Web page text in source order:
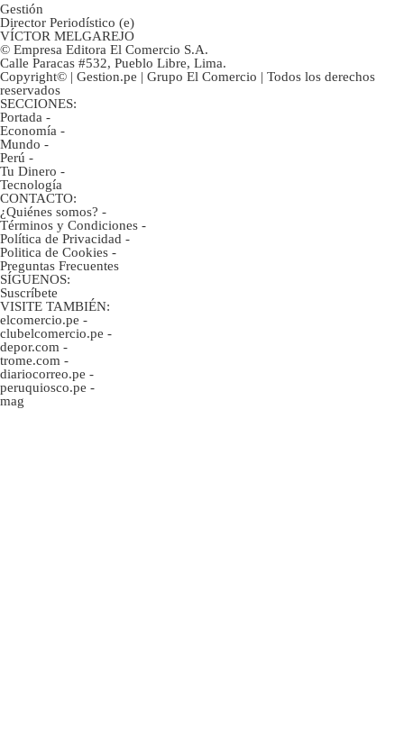
Gestión
Director Periodístico (e)
VÍCTOR MELGAREJO
© Empresa Editora El Comercio S.A.
Calle Paracas #532, Pueblo Libre, Lima.
Copyright© | Gestion.pe | Grupo El Comercio | Todos los derechos
reservados
SECCIONES:
Portada -
Economía -
Mundo -
Perú -
Tu Dinero -
Tecnología
CONTACTO:
¿Quiénes somos? -
Términos y Condiciones -
Política de Privacidad -
Politica de Cookies -
Preguntas Frecuentes
SÍGUENOS:
Suscríbete
VISITE TAMBIÉN:
elcomercio.pe -
clubelcomercio.pe -
depor.com -
trome.com -
diariocorreo.pe -
peruquiosco.pe -
mag